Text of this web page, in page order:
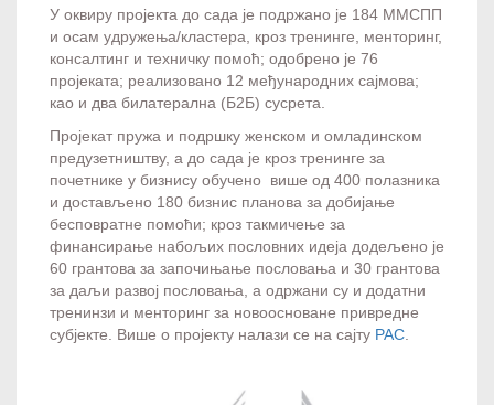
У оквиру пројекта до сада је подржано је 184 ММСПП
и осам удружења/кластера, кроз тренинге, менторинг,
консалтинг и техничку помоћ; одобрено је 76
пројеката; реализовано 12 међународних сајмова;
као и два билатерална (Б2Б) сусрета.
Пројекат пружа и подршку женском и омладинском
предузетништву, а до сада је кроз тренинге за
почетнике у бизнису обучено више од 400 полазника
и достављено 180 бизнис планова за добијање
бесповратне помоћи; кроз такмичење за
финансирање набољих пословних идеја додељено је
60 грантова за започињање пословања и 30 грантова
за даљи развој пословања, а одржани су и додатни
тренинзи и менторинг за новоосноване привредне
субјекте. Више о пројекту налази се на сајту РАС